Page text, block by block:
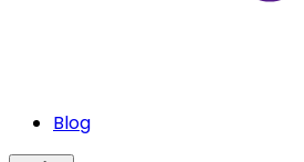
Blog